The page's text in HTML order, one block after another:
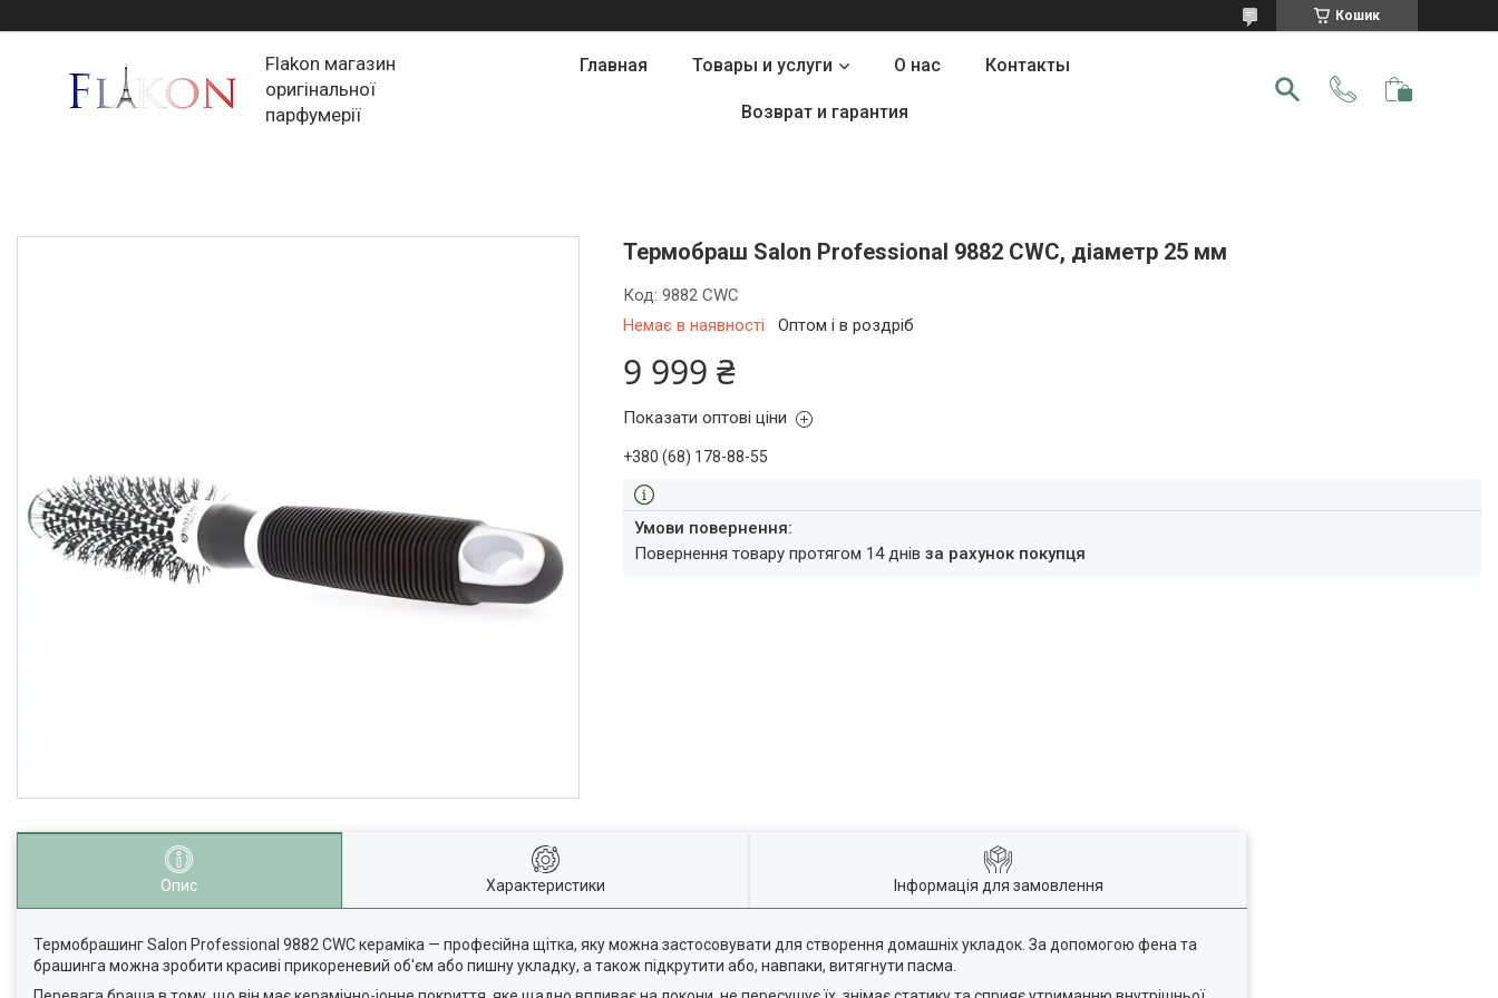
Кошик
Flakon магазин
оригінальної
парфумерії
Главная Товары и услуги О нас Контакты
Возврат и гарантия
Термобраш Salon Professional 9882 CWC, діаметр 25 мм
Немає в наявності Оптом і в роздріб
Код:9882 CWC
9 999 ₴
Показати оптові ціни
+380 (68) 178-88-55
повернення товару протягом 14 днівза рахунок покупця
Опис Характеристики Інформація для замовлення
Термобрашинг Salon Professional 9882 CWC кераміка — професійна щітка, яку можна застосовувати для створення домашніх укладок. За допомогою фена та
брашинга можна зробити красиві прикореневий об'єм або пишну укладку, а також підкрутити або, навпаки, витягнути пасма.